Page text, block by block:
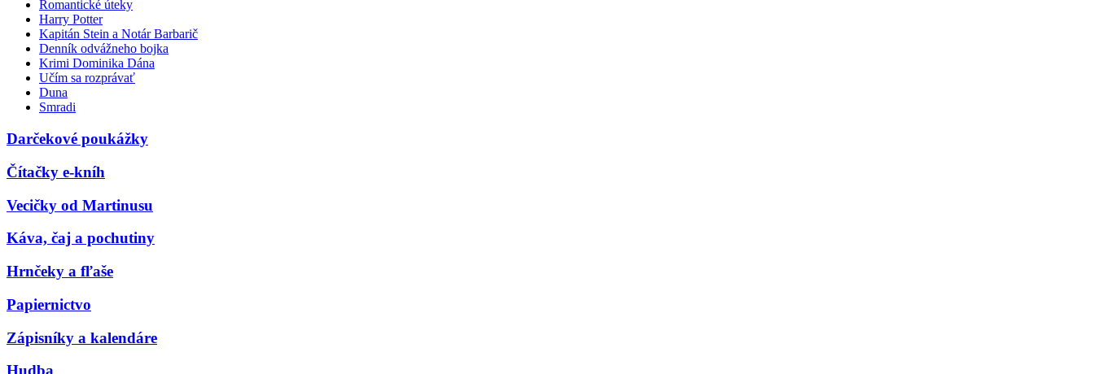
Romantické úteky
Harry Potter
Kapitán Stein a Notár Barbarič
Denník odvážneho bojka
Krimi Dominika Dána
Učím sa rozprávať
Duna
Smradi
Darčekové poukážky
Čítačky e-kníh
Vecičky od Martinusu
Káva, čaj a pochutiny
Hrnčeky a fľaše
Papiernictvo
Zápisníky a kalendáre
Hudba